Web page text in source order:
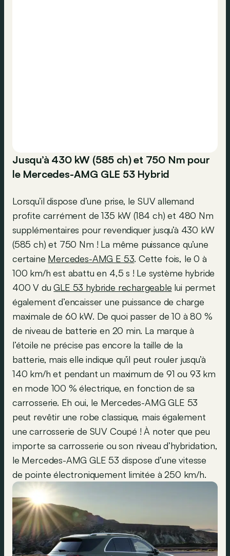
Jusqu’à 430 kW (585 ch) et 750 Nm pour
le Mercedes-AMG GLE 53 Hybrid
Lorsqu’il dispose d’une prise, le SUV allemand
profite carrément de 135 kW (184 ch) et 480 Nm
supplémentaires pour revendiquer jusqu’à 430 kW
(585 ch) et 750 Nm ! La même puissance qu’une
certaine Mercedes-AMG E 53. Cette fois, le 0 à
100 km/h est abattu en 4,5 s ! Le système hybride
400 V duGLE 53 hybride rechargeable lui permet
également d’encaisser une puissance de charge
maximale de 60 kW. De quoi passer de 10 à 80 %
de niveau de batterie en 20 min. La marque à
l’étoile ne précise pas encore la taille de la
batterie, mais elle indique qu’il peut rouler jusqu’à
140 km/h et pendant un maximum de 91 ou 93 km
en mode 100 % électrique, en fonction de sa
carrosserie. Eh oui, le Mercedes-AMG GLE 53
peut revêtir une robe classique, mais également
une carrosserie de SUV Coupé ! À noter que peu
importe sa carrosserie ou son niveau d’hybridation,
le Mercedes-AMG GLE 53 dispose d’une vitesse
de pointe électroniquement limitée à 250 km/h.